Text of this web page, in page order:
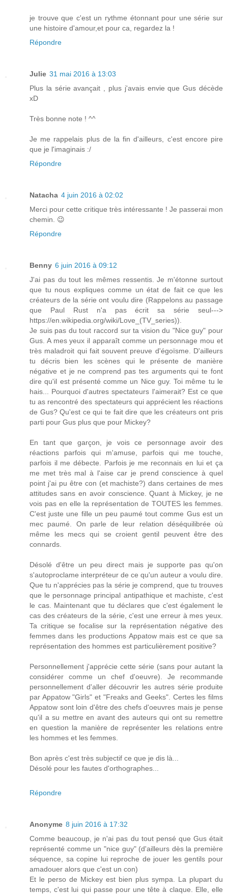
je trouve que c'est un rythme étonnant pour une série sur
une histoire d'amour,et pour ca, regardez la !
Répondre
Julie 31 mai 2016 à 13:03
Plus la série avançait , plus j'avais envie que Gus décède
xD
Très bonne note ! ^^
Je me rappelais plus de la fin d'ailleurs, c'est encore pire
que je l'imaginais :/
Répondre
Natacha 4 juin 2016 à 02:02
Merci pour cette critique très intéressante ! Je passerai mon
chemin. 😉
Répondre
Benny 6 juin 2016 à 09:12
J'ai pas du tout les mêmes ressentis. Je m'étonne surtout
que tu nous expliques comme un état de fait ce que les
créateurs de la série ont voulu dire (Rappelons au passage
que Paul Rust n'a pas écrit sa série seul--->
https://en.wikipedia.org/wiki/Love_(TV_series)).
Je suis pas du tout raccord sur ta vision du "Nice guy" pour
Gus. A mes yeux il apparaît comme un personnage mou et
très maladroit qui fait souvent preuve d'égoïsme. D'ailleurs
tu décris bien les scènes qui le présente de manière
négative et je ne comprend pas tes arguments qui te font
dire qu'il est présenté comme un Nice guy. Toi même tu le
hais... Pourquoi d'autres spectateurs l'aimerait? Est ce que
tu as rencontré des spectateurs qui apprécient les réactions
de Gus? Qu'est ce qui te fait dire que les créateurs ont pris
parti pour Gus plus que pour Mickey?
En tant que garçon, je vois ce personnage avoir des
réactions parfois qui m'amuse, parfois qui me touche,
parfois il me débecte. Parfois je me reconnais en lui et ça
me met très mal à l'aise car je prend conscience à quel
point j'ai pu être con (et machiste?) dans certaines de mes
attitudes sans en avoir conscience. Quant à Mickey, je ne
vois pas en elle la représentation de TOUTES les femmes.
C'est juste une fille un peu paumé tout comme Gus est un
mec paumé. On parle de leur relation déséquilibrée où
même les mecs qui se croient gentil peuvent être des
connards.
Désolé d'être un peu direct mais je supporte pas qu'on
s'autoproclame interpréteur de ce qu'un auteur a voulu dire.
Que tu n'apprécies pas la série je comprend, que tu trouves
que le personnage principal antipathique et machiste, c'est
le cas. Maintenant que tu déclares que c'est également le
cas des créateurs de la série, c'est une erreur à mes yeux.
Ta critique se focalise sur la représentation négative des
femmes dans les productions Appatow mais est ce que sa
représentation des hommes est particulièrement positive?
Personnellement j'apprécie cette série (sans pour autant la
considérer comme un chef d'oeuvre). Je recommande
personnellement d'aller découvrir les autres série produite
par Appatow "Girls" et "Freaks and Geeks". Certes les films
Appatow sont loin d'être des chefs d'oeuvres mais je pense
qu'il a su mettre en avant des auteurs qui ont su remettre
en question la manière de représenter les relations entre
les hommes et les femmes.
Bon après c'est très subjectif ce que je dis là...
Désolé pour les fautes d'orthographes...
Répondre
Anonyme 8 juin 2016 à 17:32
Comme beaucoup, je n'ai pas du tout pensé que Gus était
représenté comme un "nice guy" (d'ailleurs dès la première
séquence, sa copine lui reproche de jouer les gentils pour
amadouer alors que c'est un con)
Et le perso de Mickey est bien plus sympa. La plupart du
temps, c'est lui qui passe pour une tête à claque. Elle, elle